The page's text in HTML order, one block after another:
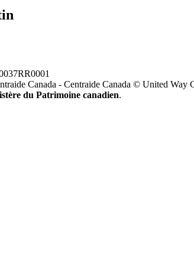
Canada - Centraide Canada © United
du Patrimoine canadien.